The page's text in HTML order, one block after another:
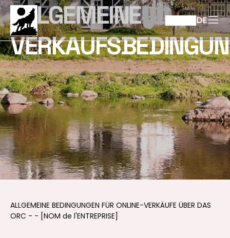
DE
ALLGEMEINE
ALLGEMEINE BEDINGUNGEN FÜR ONLINE-VERKÄUFE ÜBER DAS
ORC - - [NOM de l'ENTREPRISE]